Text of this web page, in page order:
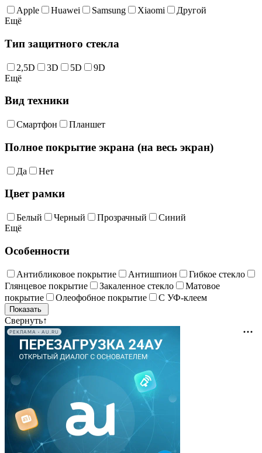
Apple Huawei Samsung Xiaomi
Другой
Ещё
Тип защитного стекла
2,5D 3D 5D
9D
Ещё
Вид техники
Смартфон Планшет
Полное покрытие экрана (на весь экран)
Да Нет
Цвет рамки
Белый Черный Прозрачный
Синий
Ещё
Особенности
Антибликовое покрытие Антишпион
Гибкое стекло
Глянцевое покрытие
Закаленное стекло
Матовое
покрытие
Олеофобное покрытие С УФ-клеем
Свернуть↑
РЕКЛАМА • AU.RU